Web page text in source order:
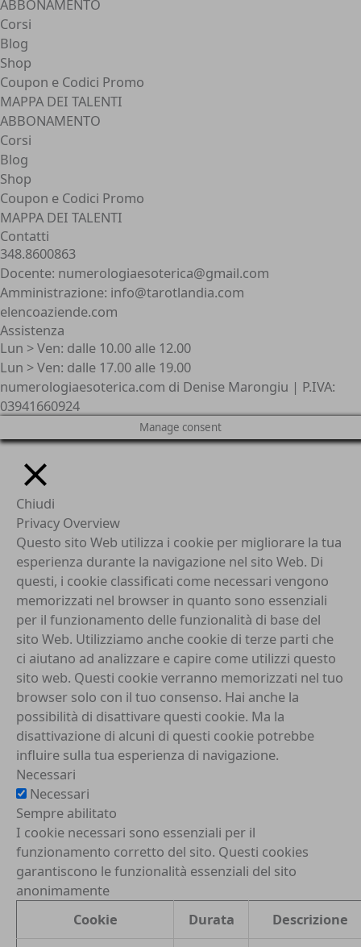
ABBONAMENTO
Corsi
Blog
Shop
Coupon e Codici Promo
MAPPA DEI TALENTI
ABBONAMENTO
Corsi
Blog
Shop
Coupon e Codici Promo
MAPPA DEI TALENTI
Contatti
348.8600863
Docente: numerologiaesoterica@gmail.com
Amministrazione: info@tarotlandia.com
elencoaziende.com
Assistenza
Lun > Ven: dalle 10.00 alle 12.00
Lun > Ven: dalle 17.00 alle 19.00
numerologiaesoterica.com di Denise Marongiu | P.IVA:
03941660924
Manage consent
Chiudi
Privacy Overview
Questo sito Web utilizza i cookie per migliorare la tua
esperienza durante la navigazione nel sito Web. Di
questi, i cookie classificati come necessari vengono
memorizzati nel browser in quanto sono essenziali
per il funzionamento delle funzionalità di base del
sito Web. Utilizziamo anche cookie di terze parti che
ci aiutano ad analizzare e capire come utilizzi questo
sito web. Questi cookie verranno memorizzati nel tuo
browser solo con il tuo consenso. Hai anche la
possibilità di disattivare questi cookie. Ma la
disattivazione di alcuni di questi cookie potrebbe
influire sulla tua esperienza di navigazione.
Necessari
Necessari
Sempre abilitato
I cookie necessari sono essenziali per il
funzionamento corretto del sito. Questi cookies
garantiscono le funzionalità essenziali del sito
anonimamente
Cookie
Durata Descrizione